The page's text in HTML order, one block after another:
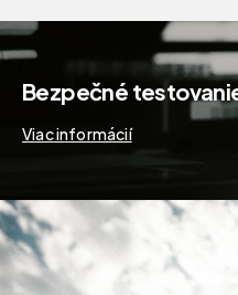
Bezpečné
Viac informácií